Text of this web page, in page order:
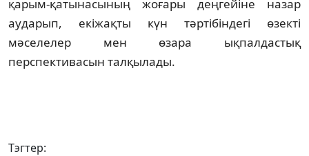
қарым-қатынасының жоғары деңгейіне назар
аударып, екіжақты күн тәртібіндегі өзекті
мәселелер мен өзара ықпалдастық
перспективасын талқылады.
Тэгтер: